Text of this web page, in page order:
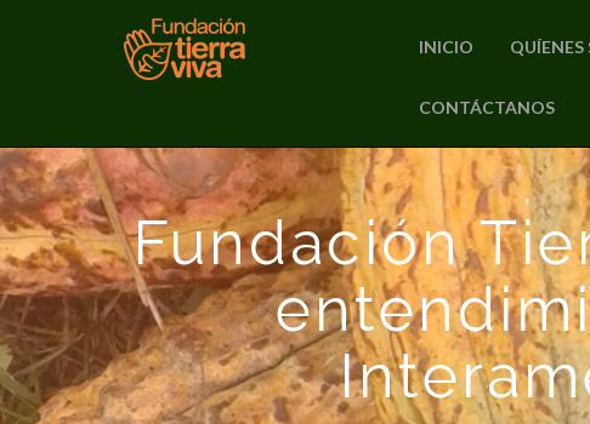
MENU
to
content
INICIO
CONTÁCTANOS
Fundación